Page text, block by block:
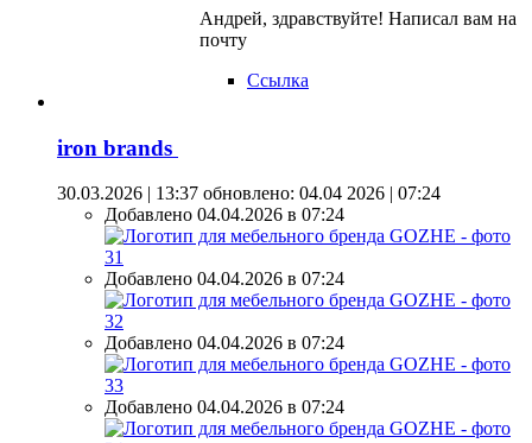
Андрей, здравствуйте! Написал вам на
почту
Ссылка
iron brands
30.03.2026 | 13:37 обновлено: 04.04 2026 | 07:24
Добавлено 04.04.2026 в 07:24
Добавлено 04.04.2026 в 07:24
Добавлено 04.04.2026 в 07:24
Добавлено 04.04.2026 в 07:24